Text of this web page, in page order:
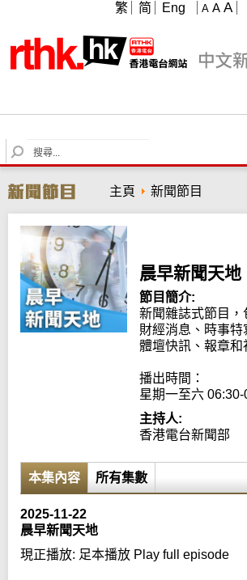
A A A
繁 简 Eng
S
e
r
c
h
主頁 新聞節目
晨早新聞天地
節目簡介:
新聞雜誌式節目，
財經消息、時事特
體壇快訊、報章和
播出時間：
星期一至六 06:30-
主持人:
香港電台新聞部
本集內容 所有集數
2025-11-22
晨早新聞天地
現正播放: 足本播放 Play full episode